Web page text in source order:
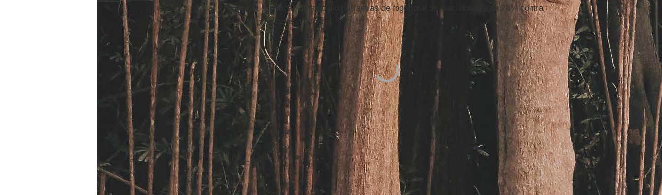
exemplo, a relação de suicídio por armas de fogo/total de suicídios era de 28% contra
os 17% nos dados nacionais.